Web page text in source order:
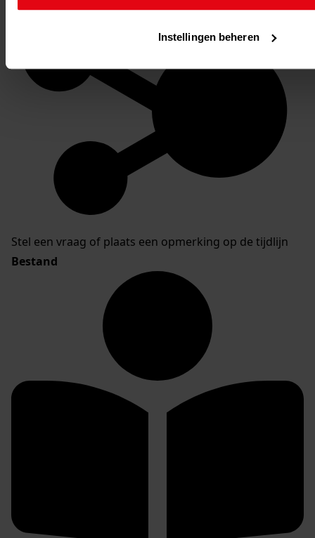
Instellingen beheren
Stel een vraag of plaats een opmerking op de tijdlijn
Bestand